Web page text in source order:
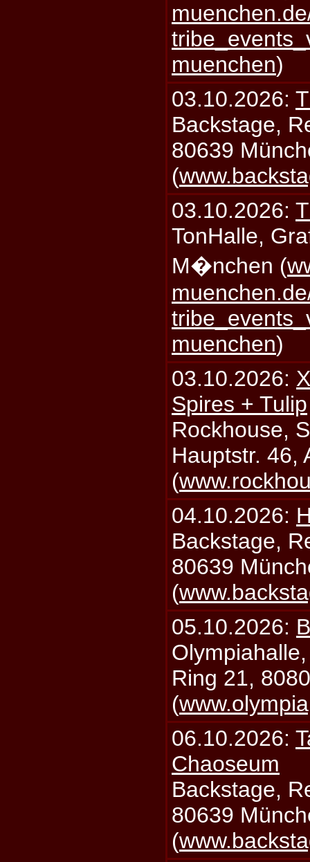
muenchen)
03.10.2026:
Backstage,
80639
(
03.10.2026:
TonHalle,
M�nchen (
muenchen)
03.10.2026:
Spires + Tulip
Rockhouse,
Hauptstr. 46,
(
04.10.2026:
Backstage,
80639
(
05.10.2026:
Ring 21,
(
06.10.2026:
Chaoseum
Backstage,
80639
(